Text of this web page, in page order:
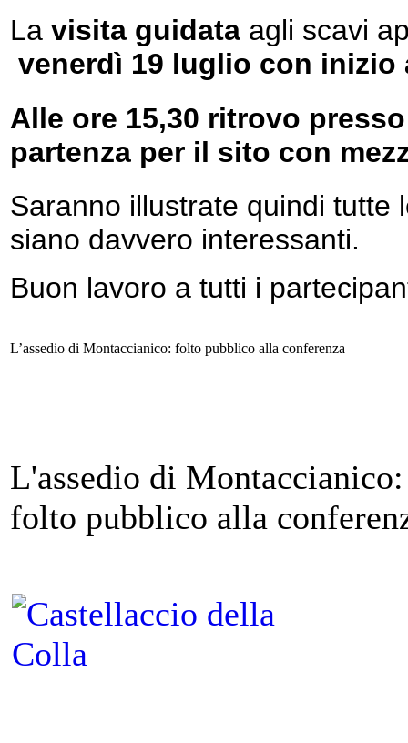
La visita guidata agli scavi
venerdì 19 luglio con inizio
Alle ore 15,30 ritrovo
partenza per il sito con
Saranno illustrate quindi tutte
siano davvero interessanti.
Buon lavoro a tutti i
L’assedio di Montaccianico: folto pubblico alla conferenza
L'assedio di Montaccianico:
folto pubblico alla